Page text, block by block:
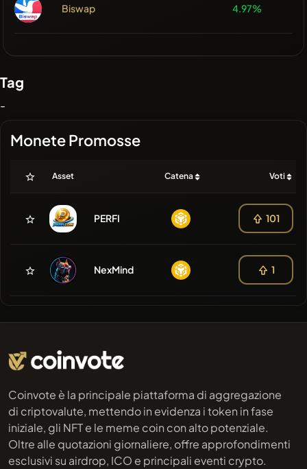
Biswap 4.97%
Tag
-
Monete Promosse
Asset Catena Voti
PERFI 101
NexMind 1
Coinvote è la principale piattaforma di aggregazione
di criptovalute, mettendo in evidenza i token in fase
iniziale, gli NFT e le meme coin con alto potenziale.
Oltre alle quotazioni giornaliere, offre approfondimenti
esclusivi su airdrop, ICO e principali eventi crypto.